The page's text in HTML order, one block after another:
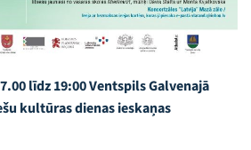
līdz 19:00 Ventspils Galvenajā
kultūras dienas ieskaņas